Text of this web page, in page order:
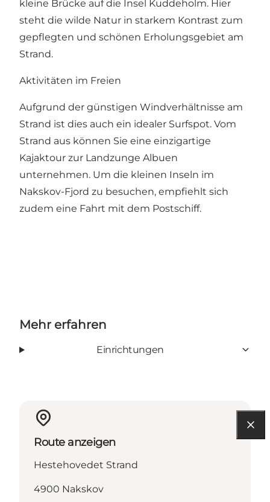
kleine Brücke auf die Insel Kuddeholm. Hier
steht die wilde Natur in starkem Kontrast zum
gepflegten und schönen Erholungsgebiet am
Strand.
Aktivitäten im Freien
Aufgrund der günstigen Windverhältnisse am
Strand ist dies auch ein idealer Surfspot. Vom
Strand aus können Sie eine einzigartige
Kajaktour zur Landzunge Albuen
unternehmen. Um die kleinen Inseln im
Nakskov-Fjord zu besuchen, empfiehlt sich
zudem eine Fahrt mit dem Postschiff.
Mehr erfahren
Einrichtungen
Route anzeigen
Hestehovedet Strand
4900 Nakskov